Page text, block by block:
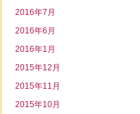
2016年7月
2016年6月
2016年1月
2015年12月
2015年11月
2015年10月